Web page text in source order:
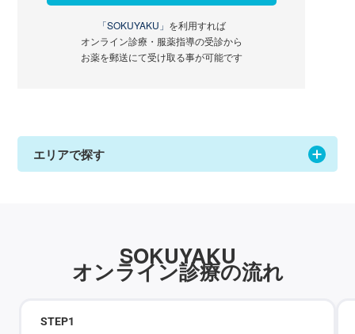
「SOKUYAKU」 を利用すれば
オンライン診療・服薬指導の受診から
お薬を郵送にて受け取る事が可能です
エリアで探す
SOKUYAKU
オンライン診療の流れ
STEP1